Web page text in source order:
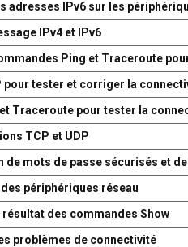
adresses IPv6 sur les
IPv4 et IPv6
Ping et Traceroute
pour tester et corriger la
Traceroute pour tester la
TCP et UDP
mots de passe sécurisés et de
périphériques réseau
des commandes Show
problèmes de connectivité